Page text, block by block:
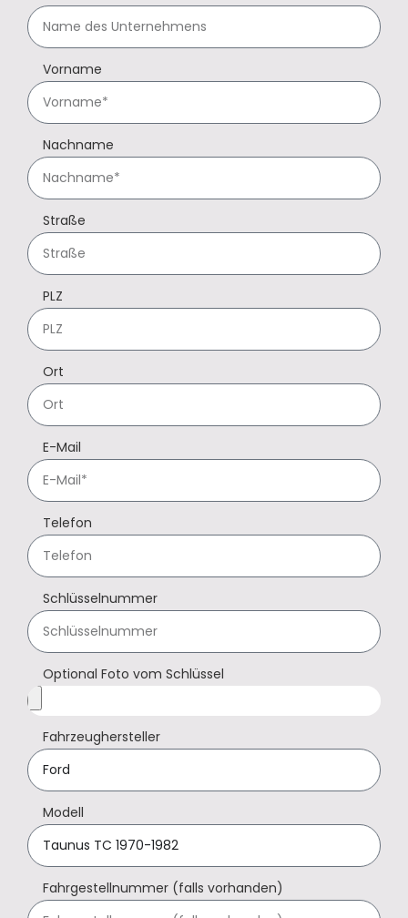
Vorname
Nachname
Straße
PLZ
Ort
E-Mail
Telefon
Schlüsselnummer
Optional Foto vom Schlüssel
Fahrzeughersteller
Modell
Fahrgestellnummer (falls vorhanden)